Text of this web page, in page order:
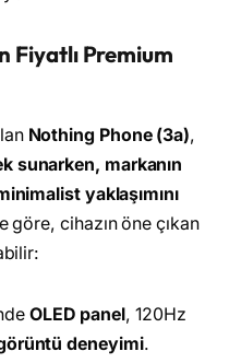
Fiyatlı Premium
Nothing Phone (3a),
sunarken, markanın
yaklaşımını
göre, cihazın öne çıkan
OLED panel, 120Hz
görüntü deneyimi.